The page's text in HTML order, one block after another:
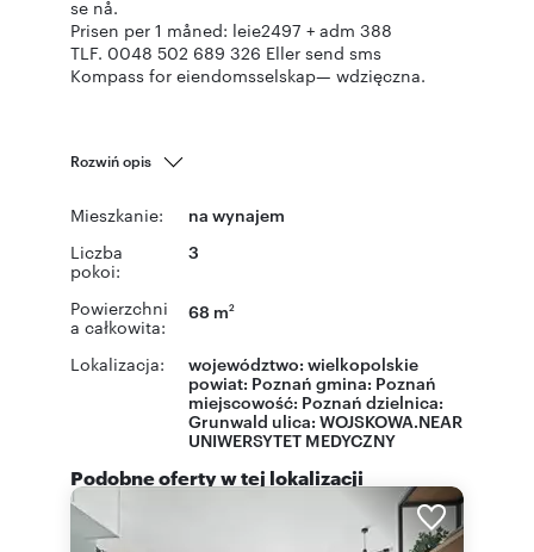
se nå.
Prisen per 1 måned: leie2497 + adm 388
TLF. 0048 502 689 326 Eller send sms
Kompass for eiendomsselskap— wdzięczna.
Rozwiń opis
Mieszkanie: na wynajem
Liczba
pokoi:
3
Powierzchni
a całkowita:
68 m2
Lokalizacja: województwo: wielkopolskie
powiat: Poznań gmina: Poznań
miejscowość: Poznań dzielnica:
Grunwald ulica: WOJSKOWA.NEAR
UNIWERSYTET MEDYCZNY
Podobne oferty w tej lokalizacji